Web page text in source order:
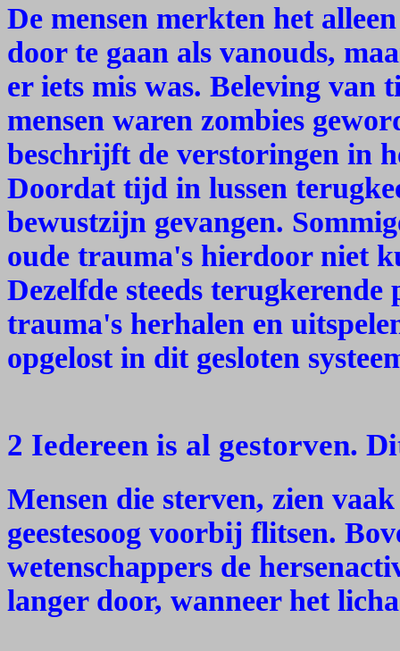
De mensen merkten het
door te gaan als vanouds,
er iets mis was. Beleving van
mensen waren zombies
beschrijft de verstoringen in
Doordat tijd in lussen
bewustzijn gevangen.
oude trauma's hierdoor niet
Dezelfde steeds
trauma's herhalen en
opgelost in dit gesloten
2 Iedereen is al gestorven.
Mensen die sterven, zien
geestesoog voorbij flitsen.
wetenschappers de
langer door, wanneer het